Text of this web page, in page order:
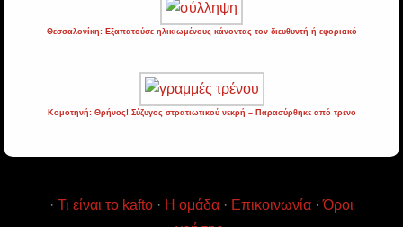
Θεσσαλονίκη: Εξαπατούσε ηλικιωμένους κάνοντας τον διευθυντή ή εφοριακό
Κομοτηνή: Θρήνος! Σύζυγος στρατιωτικού νεκρή – Παρασύρθηκε από τρένο
· Τι είναι το kafto · Η ομάδα · Επικοινωνία ·Όροι